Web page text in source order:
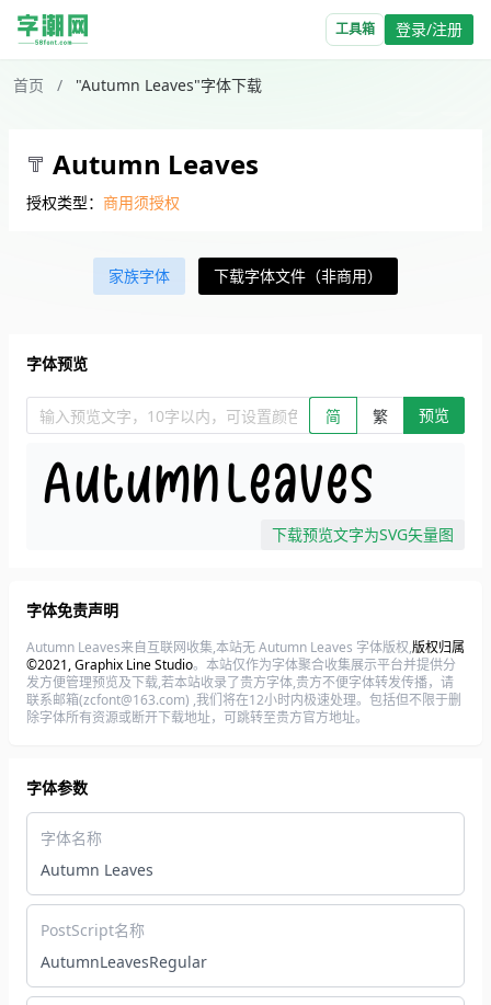
工具箱 登录/注册
首页 / "Autumn Leaves"字体下载
Autumn Leaves
授权类型： 商用须授权
家族字体 下载字体文件（非商用）
字体预览
输入预览文字，10字以内，可设置颜色、大小、简繁。回车查看效
简 繁 预览
下载预览文字为SVG矢量图
字体免责声明
Autumn Leaves来自互联网收集,本站无 Autumn Leaves 字体版权,版权归属
©2021, Graphix Line Studio。本站仅作为字体聚合收集展示平台并提供分
发方便管理预览及下载,若本站收录了贵方字体,贵方不便字体转发传播，请
联系邮箱(zcfont@163.com) ,我们将在12小时内极速处理。包括但不限于删
除字体所有资源或断开下载地址，可跳转至贵方官方地址。
字体参数
字体名称
Autumn Leaves
PostScript名称
AutumnLeavesRegular